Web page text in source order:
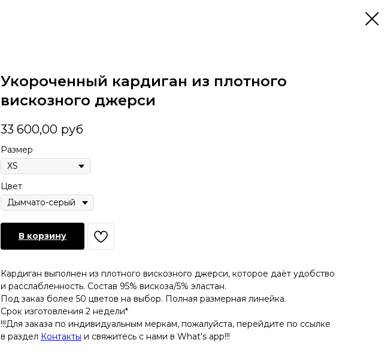
Укороченный кардиган из плотного
вискозного джерси
33 600,00 руб
Размер
Цвет
В корзину
Кардиган выполнен из плотного вискозного джерси, которое даёт удобство
и расслабленность. Состав 95% вискоза/5% эластан.
Под заказ более 50 цветов на выбор. Полная размерная линейка.
Срок изготовления 2 недели*
!!!Для заказа по индивидуальным меркам, пожалуйста, перейдите по ссылке
в раздел Контакты и свяжитесь с нами в What's app!!!